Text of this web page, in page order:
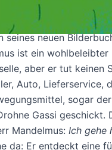
Mandelmus. Herr
So stellt Michael
seines neuen
ist ein wohlbeleibter
aber er tut keinen
Auto, Lieferservice,
sogar
Gassi geschickt.
Mandelmus: Ich gehe
da: Er entdeckt eine